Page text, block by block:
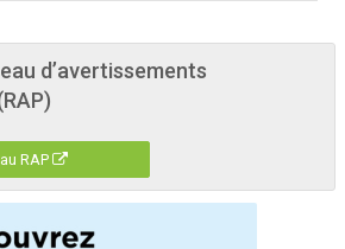
d’avertissements
RAP